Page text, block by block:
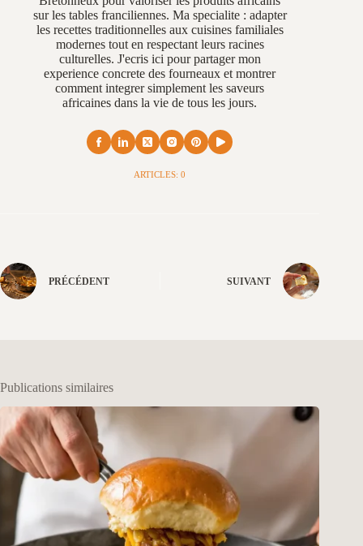
sur les tables franciliennes. Ma specialite : adapter
les recettes traditionnelles aux cuisines familiales
modernes tout en respectant leurs racines
culturelles. J'ecris ici pour partager mon
experience concrete des fourneaux et montrer
comment integrer simplement les saveurs
africaines dans la vie de tous les jours.
ARTICLES: 0
PRÉCÉDENT SUIVANT
Publications similaires